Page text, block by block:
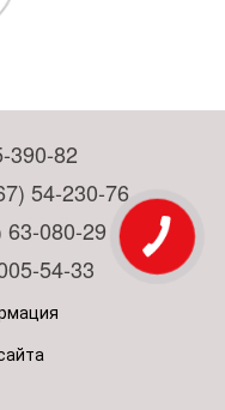
390-82
54-230-76
63-080-29
54-33